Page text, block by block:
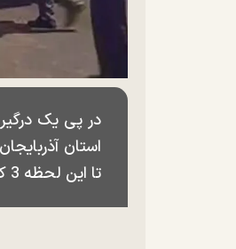
در پی یک
استان
تا این لحظه 3 کشته و 4 زخمی داشته، شناسایی و دستگیر شده‌اند.